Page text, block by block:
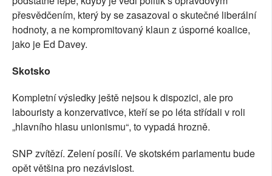
přesvědčením, který by se zasazoval o skutečné liberální
hodnoty, a ne kompromitovaný klaun z úsporné koalice,
jako je Ed Davey.
Skotsko
Kompletní výsledky ještě nejsou k dispozici, ale pro
labouristy a konzervativce, kteří se po léta střídali v roli
„hlavního hlasu unionismu“, to vypadá hrozně.
SNP zvítězí. Zelení posílí. Ve skotském parlamentu bude
opět většina pro nezávislost.